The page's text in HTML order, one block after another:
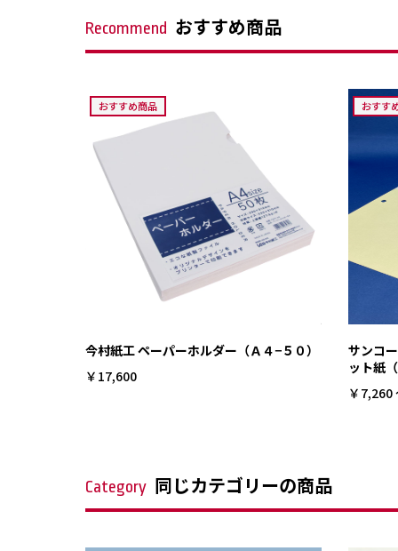
Recommend おすすめ商品
おすすめ商品
今村紙工 ペーパーホルダー（Ａ４−５０）
￥17,600
おすす
サンコ
ット紙
￥7,260
Category 同じカテゴリーの商品